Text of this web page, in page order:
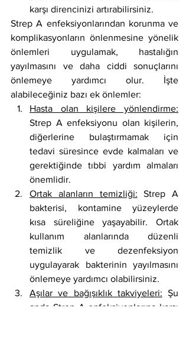
karşı direncinizi artırabilirsiniz.
Strep A enfeksiyonlarından korunma ve
komplikasyonların önlenmesine yönelik
önlemleri uygulamak, hastalığın
yayılmasını ve daha ciddi sonuçlarını
önlemeye yardımcı olur. İşte
alabileceğiniz bazı ek önlemler:
Hasta olan kişilere yönlendirme:
Strep A enfeksiyonu olan kişilerin,
diğerlerine bulaştırmamak için
tedavi süresince evde kalmaları ve
gerektiğinde tıbbi yardım almaları
önemlidir.
Ortak alanların temizliği: Strep A
bakterisi, kontamine yüzeylerde
kısa süreliğine yaşayabilir. Ortak
kullanım alanlarında düzenli
temizlik ve dezenfeksiyon
uygulayarak bakterinin yayılmasını
önlemeye yardımcı olabilirsiniz.
Aşılar ve bağışıklık takviyeleri: Şu
anda Strep A enfeksiyonlarına karşı